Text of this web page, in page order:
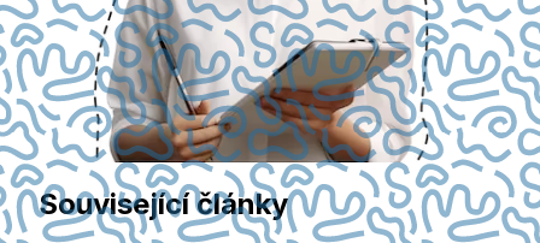
Související články